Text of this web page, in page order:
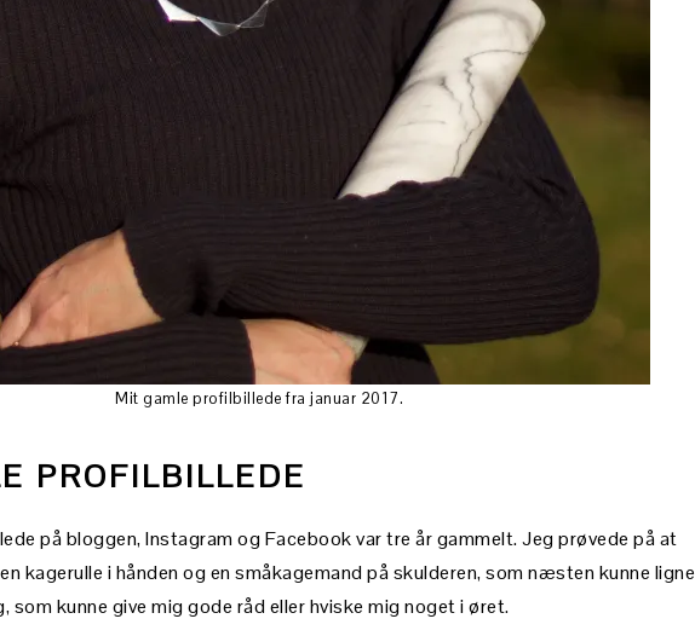
Mit gamle profilbillede fra januar 2017.
PROFILBILLEDE
på bloggen, Instagram og Facebook var tre år gammelt. Jeg prøvede på at
kagerulle i hånden og en småkagemand på skulderen, som næsten kunne ligne
som kunne give mig gode råd eller hviske mig noget i øret.